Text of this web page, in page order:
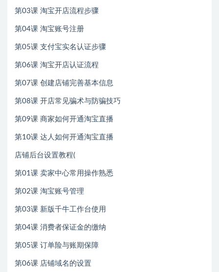
第03课 淘宝开店流程步骤
第04课 淘宝账号注册
第05课 支付宝实名认证步骤
第06课 淘宝开店认证流程
第07课 创建店铺完善基本信息
第08课 开店常见骗术与防骗技巧
第09课 商家如何开通淘宝直播
第10课 达人如何开通淘宝直播
店铺后台设置教程(
第01课 卖家中心常用操作熟悉
第02课 淘宝账号管理
第03课 新版千牛工作台使用
第04课 消费者保证金的缴纳
第05课 订单险与账期保障
第06课 店铺域名的设置